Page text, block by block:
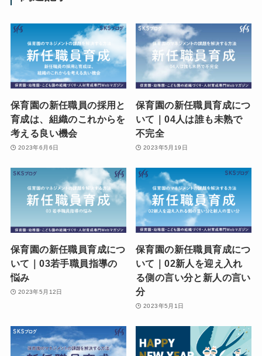
保育園の新任職員の採用と
育成は、組織のこれからを
考える良い機会
2023年6月6日
保育園の新任職員育成につ
いて｜04人は誰も未熟で
不完全
2023年5月19日
保育園の新任職員育成につ
いて｜03若手職員指導の
悩み
2023年5月12日
保育園の新任職員育成につ
いて｜02新人を迎え入れ
る側の言い分と新人の言い
分
2023年5月1日